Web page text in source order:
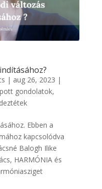
| aug 26, 2023 |
gondolatok,
Ebben a
kapcsolódva
Balogh Ilike
HARMÓNIA és